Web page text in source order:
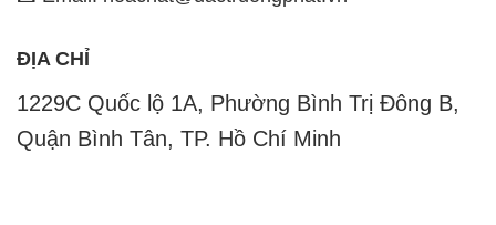
CÔNG TY XNK TM SX HÓA CHẤT ĐẮC TRƯỜNG
PHÁT